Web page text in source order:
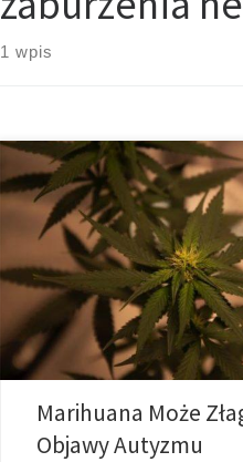
1 wpis
Według nowego badania
czasopiśmie Seminars in Pediatric
produkty na bazie marihuany są
objawów u pacjentów
występują zachowania
współistniejąca epilepsja. Badanie
„Zaburzenia ze spektrum
marihuana: Przegląd i badania
doświadczenia, naukowcy z Tufts
Marihuana Może
Objawy Autyzmu